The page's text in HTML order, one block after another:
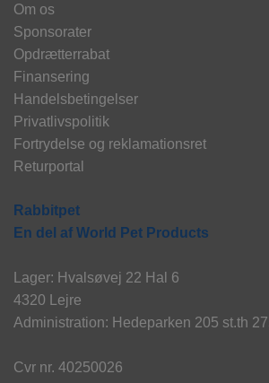
Om os
Sponsorater
Opdrætterrabat
Finansering
Handelsbetingelser
Privatlivspolitik
Fortrydelse og reklamationsret
Returportal
Rabbitpet
En del af World Pet Products
Lager: Hvalsøvej 22 Hal 6
4320 Lejre
Administration: Hedeparken 205 st.th
Cvr nr. 40250026